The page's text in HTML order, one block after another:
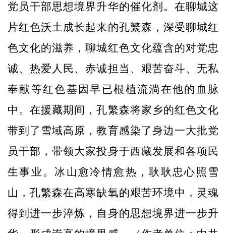
党员干部思想境界升华的催化剂。在聊城这
片红色沃土成长起来的孔繁森，深受聊城红
色文化的滋养，聊城红色文化蕴含的对党忠
诚、热爱人民、赤诚担当、艰苦奋斗、无私
奉献等红色基因早已根植流淌在他的血脉
中。在援藏期间，孔繁森将家乡的红色文化
带到了雪域高原，教育感染了身边一大批党
员干部，带领大家投身于西藏发展和各项民
生事业。冰山愈冷情愈热，耿耿忠心照雪
山，孔繁森在高寒缺氧的艰苦环境中，灵魂
得到进一步淬炼，自身的思想境界进一步升